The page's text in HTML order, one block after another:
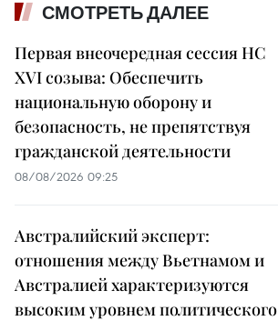
СМОТРЕТЬ ДАЛЕЕ
Первая внеочередная сессия НС
XVI созыва: Обеспечить
национальную оборону и
безопасность, не препятствуя
гражданской деятельности
08/08/2026 09:25
Австралийский эксперт:
отношения между Вьетнамом и
Австралией характеризуются
высоким уровнем политического